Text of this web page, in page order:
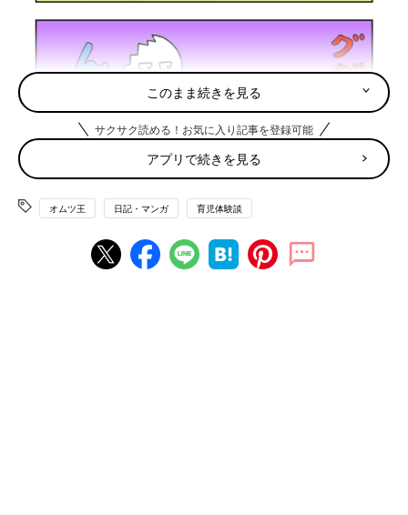
このまま続きを見る
サクサク読める！お気に入り記事を登録可能
アプリで続きを見る
オムツ王 日記・マンガ 育児体験談